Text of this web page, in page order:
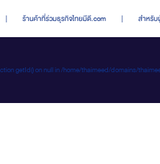
| ร้านค้าที่ร่วมธุรกิจไทยมีดี.com | สำหรับ
getId() on null in /home/thaimeed/domains/